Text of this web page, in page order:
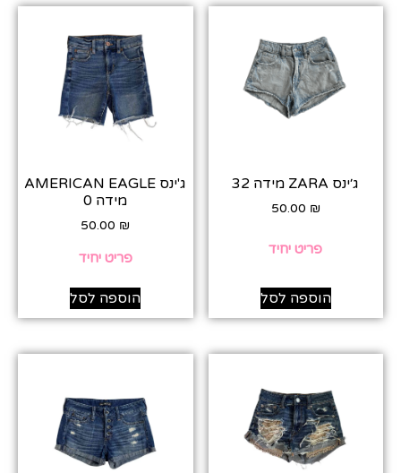
ג׳ינס ZARA מידה 32
50.00 ₪
פריט יחיד
הוספה לסל
ג'ינס AMERICAN EAGLE
מידה 0
50.00 ₪
פריט יחיד
הוספה לסל